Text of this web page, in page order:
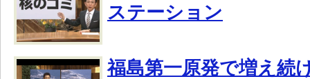
ステーション
福島第一原発で増え続